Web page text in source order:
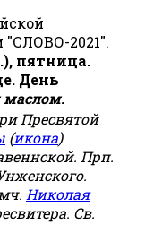
2021".
пятница.
День
Пресвятой
(икона)
Прп.
Николая
Св.